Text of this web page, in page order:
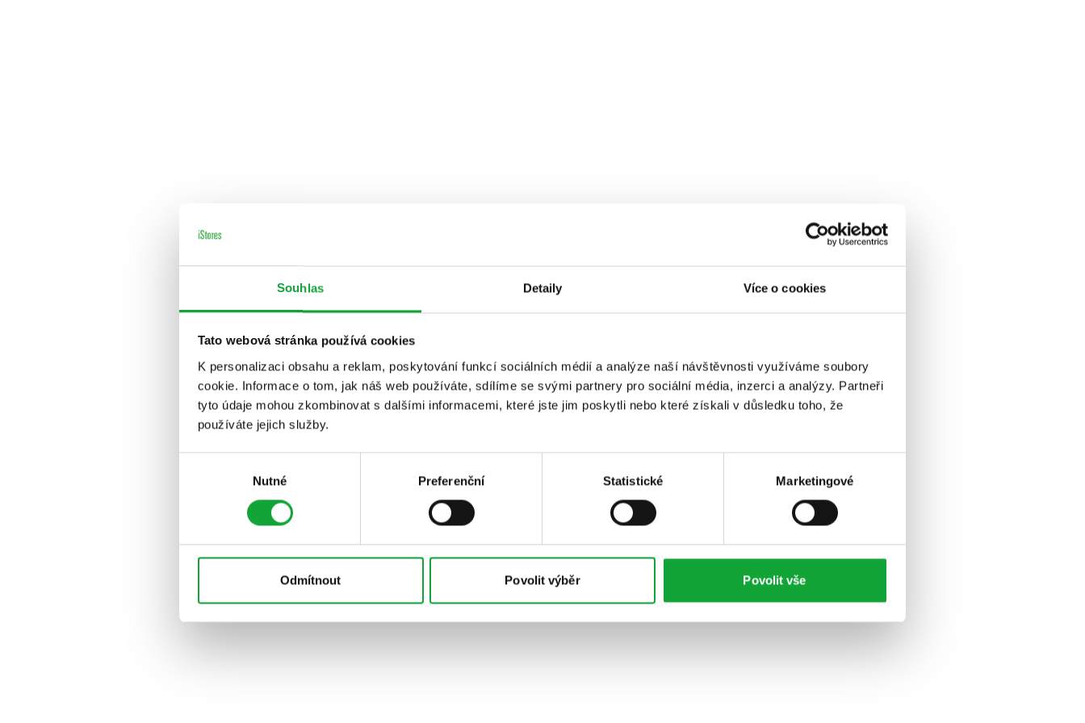
Souhlas Detaily Více o cookies
Tato webová stránka používá cookies
K personalizaci obsahu a reklam, poskytování funkcí sociálních médií a analýze naší návštěvnosti využíváme soubory
cookie. Informace o tom, jak náš web používáte, sdílíme se svými partnery pro sociální média, inzerci a analýzy. Partneři
tyto údaje mohou zkombinovat s dalšími informacemi, které jste jim poskytli nebo které získali v důsledku toho, že
používáte jejich služby.
Nutné Preferenční Statistické Marketingové
Odmítnout Povolit výběr Povolit vše